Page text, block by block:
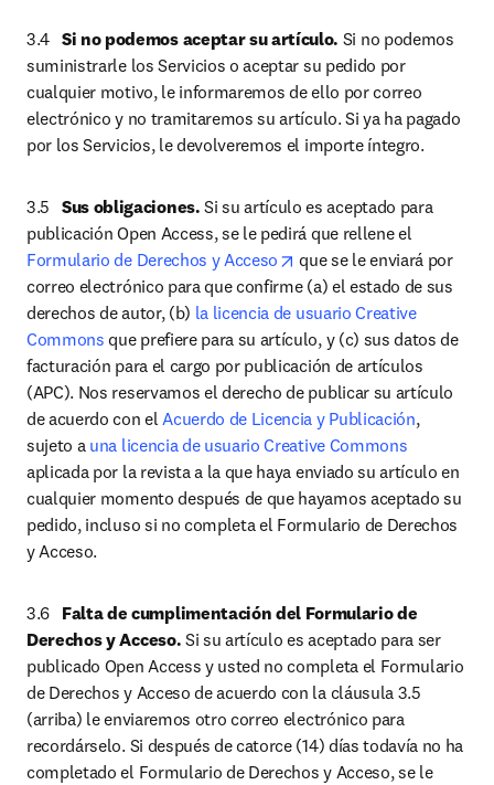
Si no podemos aceptar su artículo. Si no podemos
suministrarle los Servicios o aceptar su pedido por
cualquier motivo, le informaremos de ello por correo
electrónico y no tramitaremos su artículo. Si ya ha pagado
por los Servicios, le devolveremos el importe íntegro.
Sus obligaciones. Si su artículo es aceptado para
Formulario de Derechos y Acceso
opens in new tab/window
que se le enviará por
correo electrónico para que confirme (a) el estado de sus
derechos de autor, (b) la licencia de usuario Creative
Commons que prefiere para su artículo, y (c) sus datos de
facturación para el cargo por publicación de artículos
(APC). Nos reservamos el derecho de publicar su artículo
de acuerdo con el Acuerdo de Licencia y Publicación,
sujeto a una licencia de usuario Creative Commons
aplicada por la revista a la que haya enviado su artículo en
cualquier momento después de que hayamos aceptado su
pedido, incluso si no completa el Formulario de Derechos
y Acceso.
Falta de cumplimentación del Formulario de
Derechos y Acceso. Si su artículo es aceptado para ser
publicado Open Access y usted no completa el Formulario
de Derechos y Acceso de acuerdo con la cláusula 3.5
(arriba) le enviaremos otro correo electrónico para
recordárselo. Si después de catorce (14) días todavía no ha
completado el Formulario de Derechos y Acceso, se le